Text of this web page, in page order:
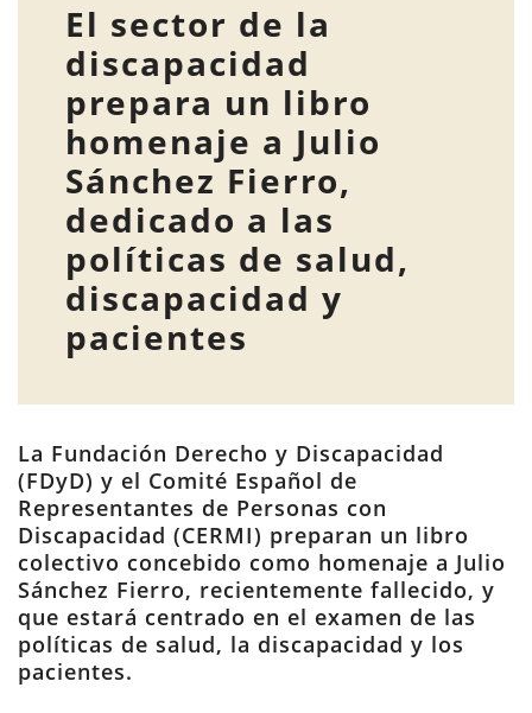
El sector de la
discapacidad
prepara un libro
homenaje a Julio
Sánchez Fierro,
dedicado a las
políticas de salud,
discapacidad y
pacientes
La Fundación Derecho y Discapacidad
(FDyD) y el Comité Español de
Representantes de Personas con
Discapacidad (CERMI) preparan un libro
colectivo concebido como homenaje a Julio
Sánchez Fierro, recientemente fallecido, y
que estará centrado en el examen de las
políticas de salud, la discapacidad y los
pacientes.